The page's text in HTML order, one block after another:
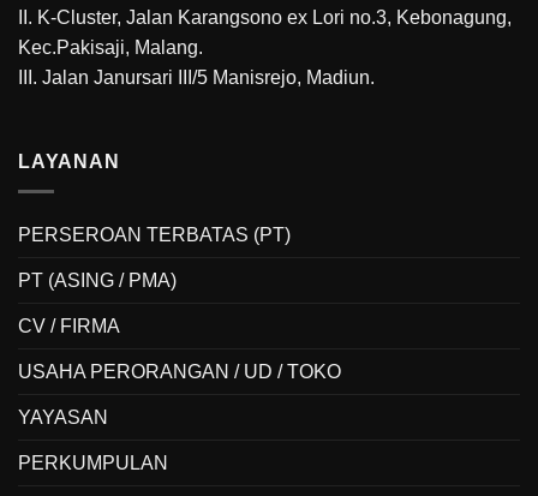
II. K-Cluster, Jalan Karangsono ex Lori no.3, Kebonagung,
Kec.Pakisaji, Malang.
III. Jalan Janursari III/5 Manisrejo, Madiun.
LAYANAN
PERSEROAN TERBATAS (PT)
PT (ASING / PMA)
CV / FIRMA
USAHA PERORANGAN / UD / TOKO
YAYASAN
PERKUMPULAN